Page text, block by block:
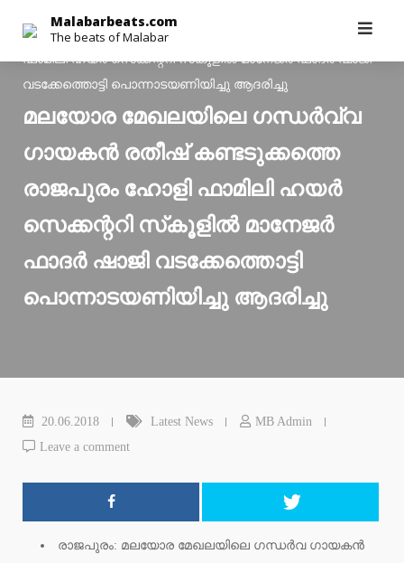
content
Malabarbeats.com
The beats of Malabar
ഗന്ധര്‍വ്വ ഗായകന്‍ രതീഷ് കണ്ടടുക്കത്തെ രാജപുരം ഹോളി
ഫാമിലി ഹയര്‍ സെക്കന്ററി സ്‌കൂളില്‍ മാനേജര്‍ ഫാദര്‍ ഷാജി
വടക്കേത്തൊട്ടി പൊന്നാടയണിയിച്ചു ആദരിച്ചു
മലയോര മേഖലയിലെ ഗന്ധര്‍വ്വ
ഗായകന്‍ രതീഷ് കണ്ടടുക്കത്തെ
രാജപുരം ഹോളി ഫാമിലി ഹയര്‍
സെക്കന്ററി സ്‌കൂളില്‍ മാനേജര്‍
ഫാദര്‍ ഷാജി വടക്കേത്തൊട്ടി
പൊന്നാടയണിയിച്ചു ആദരിച്ചു
20.06.2018 Latest News
MB Admin
Leave a comment
രാജപുരം: മലയോര മേഖലയിലെ ഗന്ധര്‍വ ഗായകന്‍